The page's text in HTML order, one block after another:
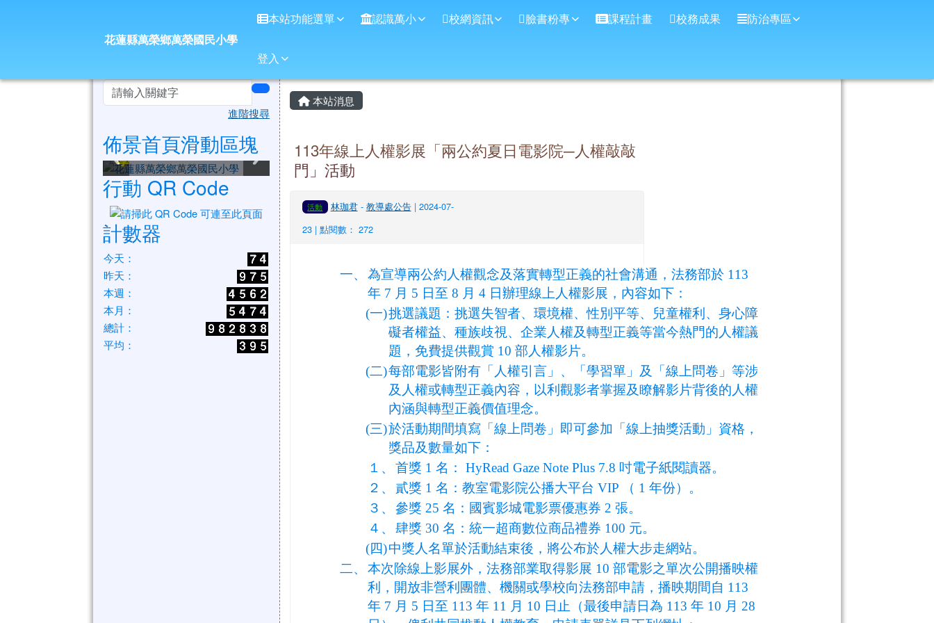
花蓮縣萬榮鄉萬榮國民小學
花蓮縣萬榮鄉萬榮國民小學
本站功能選單 認識萬小 校網資訊 臉書粉專 課程計畫 校務成果 防治專區
登入
左邊區域內容 search
進階搜尋
佈景首頁滑動區塊
花蓮縣萬榮鄉萬榮國民小
學
花蓮縣萬榮鄉萬榮國民小
學
花蓮縣萬榮鄉萬榮國民小
學
花蓮縣萬榮鄉萬榮國民小
學
花蓮縣萬榮鄉萬榮國民小
學
花蓮縣萬榮鄉萬榮國民小
學
行動 QR Code
計數器
今天：
昨天：
本週：
本月：
總計：
平均：
主內容區域
本站消息
113年線上人權影展「兩公約夏日電影院─人權敲敲
門」活動
活動 林珈君- 教導處公告| 2024-07-
23 | 點閱數： 272
一、 為宣導兩公約人權觀念及落實轉型正義的社會溝通，法務部於 113
年 7 月 5 日至 8 月 4 日辦理線上人權影展，內容如下：
(一)挑選議題：挑選失智者、環境權、性別平等、兒童權利、身心障
礙者權益、種族歧視、企業人權及轉型正義等當今熱門的人權議
題，免費提供觀賞 10 部人權影片。
(二)每部電影皆附有「人權引言」、「學習單」及「線上問卷」等涉
及人權或轉型正義內容，以利觀影者掌握及瞭解影片背後的人權
內涵與轉型正義價值理念。
(三)於活動期間填寫「線上問卷」即可參加「線上抽獎活動」資格，
獎品及數量如下：
１、 首獎 1 名： HyRead Gaze Note Plus 7.8 吋電子紙閱讀器。
２、
貳獎 1 名：教室電影院公播大平台 VIP （ 1 年份）。
３、 參獎 25 名：國賓影城電影票優惠券 2 張。
４、 肆獎 30 名：統一超商數位商品禮券 100 元。
(四)中獎人名單於活動結束後，將公布於人權大步走網站。
二、 本次除線上影展外，法務部業取得影展 10 部電影之單次公開播映權
利，開放非營利團體、機關或學校向法務部申請，播映期間自 113
年 7 月 5 日至 113 年 11 月 10 日止（最後申請日為 113 年 10 月 28
頁尾區域